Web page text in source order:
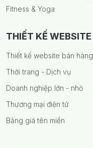
Fitness & Yoga
THIẾT KẾ WEBSITE
Thiết kế website bán hàng
Thời trang - Dịch vụ
Doanh nghiệp lớn - nhỏ
Thương mại điện tử
Bảng giá tên miền